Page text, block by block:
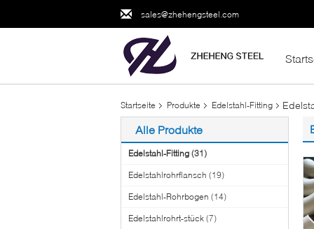
sales@zhehengsteel.com
Startseite Produkte Edelstahl-Fitting
Alle Produkte
Edelstahl-Fitting (31)
Edelstahlrohrflansch (19)
Edelstahl-Rohrbogen (14)
Edelstahlrohrt-stück (7)